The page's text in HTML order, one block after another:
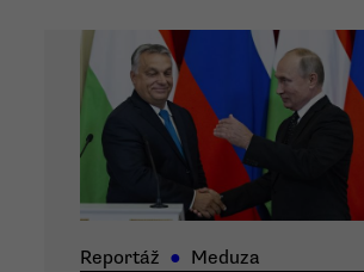
Reportáž ● Meduza